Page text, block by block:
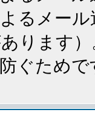
るメー
ります
ぐためで